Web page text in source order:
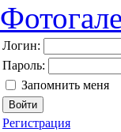
Логин:
Пароль:
Запомнить меня
Регистрация